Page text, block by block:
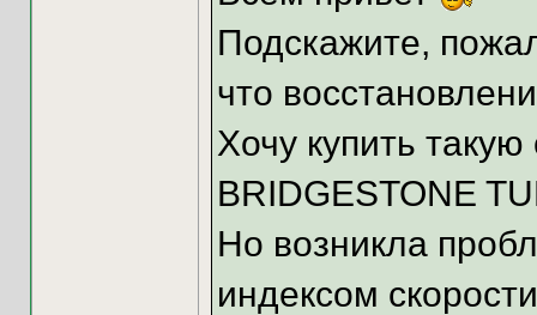
Подскажите,
что
Хочу купить
BRIDGESTONE
Но возникла
индексом